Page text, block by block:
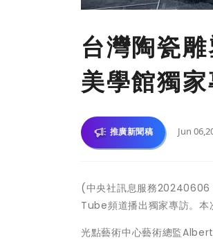
台灣陶瓷
美學館獨
推廣新聞稿 Jun
(中央社訊息服務20240606
Tube頻道播出獨家專訪。本
光點藝術中心藝術總監